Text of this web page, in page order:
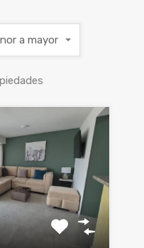
a mayor